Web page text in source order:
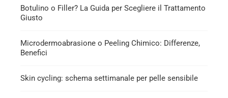
Botulino o Filler? La Guida per Scegliere il Trattamento
Giusto
Microdermoabrasione o Peeling Chimico: Differenze,
Benefici
Skin cycling: schema settimanale per pelle sensibile